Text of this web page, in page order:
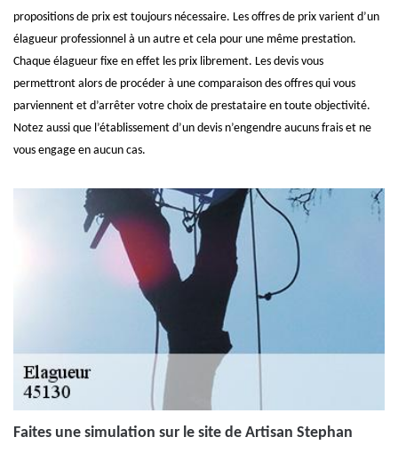
propositions de prix est toujours nécessaire. Les offres de prix varient d’un
élagueur professionnel à un autre et cela pour une même prestation.
Chaque élagueur fixe en effet les prix librement. Les devis vous
permettront alors de procéder à une comparaison des offres qui vous
parviennent et d’arrêter votre choix de prestataire en toute objectivité.
Notez aussi que l’établissement d’un devis n’engendre aucuns frais et ne
vous engage en aucun cas.
Faites une simulation sur le site de Artisan Stephan